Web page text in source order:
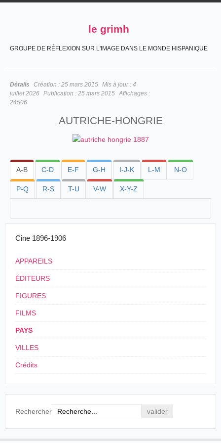
le grimh
GROUPE DE RÉFLEXION SUR L'IMAGE DANS LE MONDE HISPANIQUE
Détails Création : 25 mars 2015 Mis à jour : 4
juillet 2026 Publication : 25 mars 2015 Affichages :
24506
AUTRICHE-HONGRIE
A-B C-D E-F G-H I-J-K L-M N-O
P-Q R-S T-U V-W X-Y-Z
Cine 1896-1906
APPAREILS
ÉDITEURS
FIGURES
FILMS
PAYS
VILLES
Crédits
Rechercher